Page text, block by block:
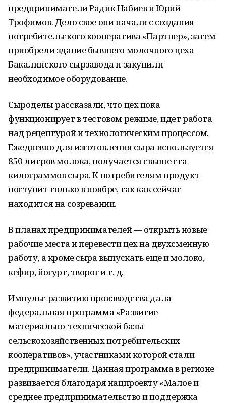
предприниматели Радик Набиев и Юрий
Трофимов. Дело свое они начали с создания
потребительского кооператива «Партнер», затем
приобрели здание бывшего молочного цеха
Бакалинского сырзавода и закупили
необходимое оборудование.
Сыроделы рассказали, что цех пока
функционирует в тестовом режиме, идет работа
над рецептурой и технологическим процессом.
Ежедневно для изготовления сыра используется
850 литров молока, получается свыше ста
килограммов сыра. К потребителям продукт
поступит только в ноябре, так как сейчас
находится на созревании.
В планах предпринимателей — открыть новые
рабочие места и перевести цех на двухсменную
работу, а кроме сыра выпускать еще и молоко,
кефир, йогурт, творог и т. д.
Импульс развитию производства дала
федеральная программа «Развитие
материально-технической базы
сельскохозяйственных потребительских
кооперативов», участниками которой стали
предприниматели. Данная программа в регионе
развивается благодаря нацпроекту «Малое и
среднее предпринимательство и поддержка